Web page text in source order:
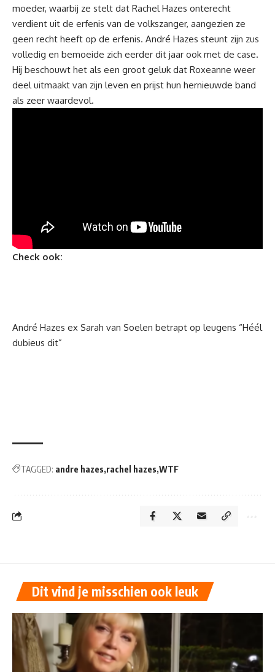
moeder, waarbij ze stelt dat Rachel Hazes onterecht
verdient uit de erfenis van de volkszanger, aangezien ze
geen recht heeft op de erfenis. André Hazes steunt zijn zus
volledig en bemoeide zich eerder dit jaar ook met de case.
Hij beschouwt het als een groot geluk dat Roxeanne weer
deel uitmaakt van zijn leven en prijst hun hernieuwde band
als zeer waardevol.
Check ook:
André Hazes ex Sarah van Soelen betrapt op leugens “Héél
dubieus dit”
TAGGED: andre hazes rachel hazes WTF
Dit vind je misschien ook leuk